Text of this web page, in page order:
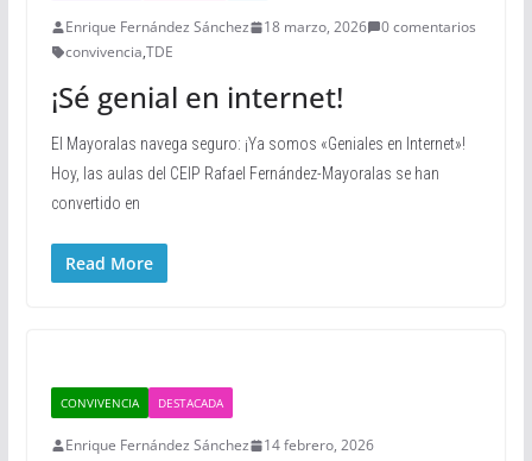
Enrique Fernández Sánchez 18 marzo, 2026
0 comentarios
convivencia,TDE
¡Sé genial en internet!
El Mayoralas navega seguro: ¡Ya somos «Geniales en Internet»!
Hoy, las aulas del CEIP Rafael Fernández-Mayoralas se han
convertido en
Read More
CONVIVENCIA DESTACADA
Enrique Fernández Sánchez
14 febrero, 2026